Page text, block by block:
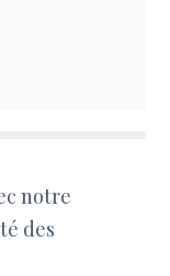
notre
des